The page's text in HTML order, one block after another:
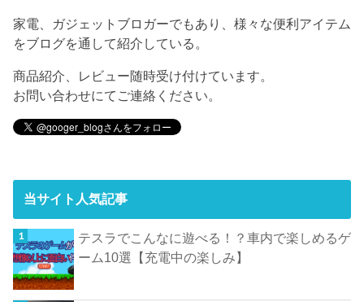
家電、ガジェットブロガーでもあり、様々な便利アイテム
をブログを通して紹介している。
商品紹介、レビュー随時受け付けています。
お問い合わせにてご連絡ください。
当サイト人気記事
テスラでこんなに遊べる！？車内で楽しめるゲ
ーム10選【充電中の楽しみ】